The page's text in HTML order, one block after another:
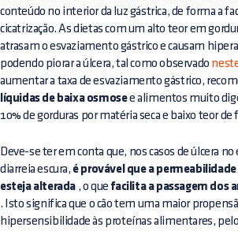
conteúdo no interior da luz gástrica, de forma a
cicatrização. As dietas com um alto teor em
atrasam o esvaziamento gástrico e causam
podendo piorar a úlcera, tal como observado
aumentar a taxa de esvaziamento gástrico,
líquidas de baixa osmosee alimentos muito
10% de gorduras por matéria seca e baixo teor de
Deve-se ter em conta que, nos casos de úlcera
diarreia escura, é provável que a
esteja alterada , o que facilita a passagem dos
. Isto significa que o cão tem uma maior
hipersensibilidade às proteínas alimentares,